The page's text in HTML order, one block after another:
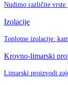
Nudimo različite vrste
Izolacije
Toplotne izolacije:
Krovno-limarski
Limarski proizvodi